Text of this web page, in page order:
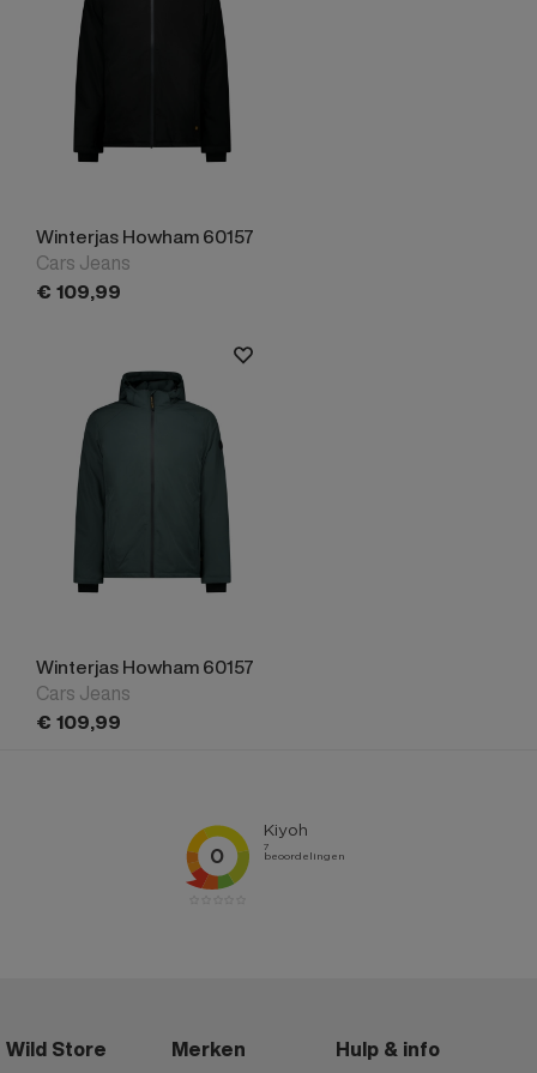
Winterjas Howham 60157
Cars Jeans
€ 109,99
Winterjas Howham 60157
Cars Jeans
€ 109,99
Wild Store Merken Hulp & info